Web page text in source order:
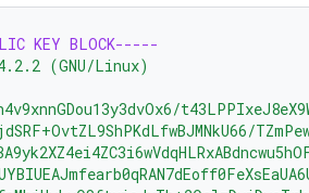
KEY BLOCK-----
(GNU/Linux)